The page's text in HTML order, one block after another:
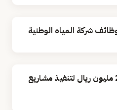
«الخريّف» توقع عقداً بـ29 مليون ريال لتنفيذ مشاريع